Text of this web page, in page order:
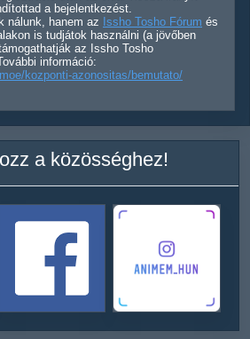
a bejelentkezést.
nálunk, hanem az Issho Tosho Fórum és
is tudjátok használni (a jövőben
az Issho Tosho
információ:
kozponti-azonositas/bemutato/
a közösséghez!